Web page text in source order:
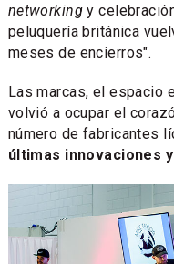
networking y
peluquería británica
meses de encierros".
Las marcas, el espacio
volvió a ocupar el
número de fabricantes
últimas innovaciones